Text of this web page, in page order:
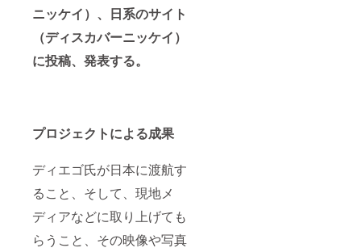
ニッケイ）、日系のサイト
（ディスカバーニッケイ）
に投稿、発表する。
プロジェクトによる成果
ディエゴ氏が日本に渡航す
ること、そして、現地メ
ディアなどに取り上げても
らうこと、その映像や写真